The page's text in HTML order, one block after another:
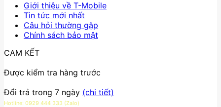
Giới thiệu về T-Mobile
Tin tức mới nhất
Câu hỏi thường gặp
Chính sách bảo mật
CAM KẾT
Được kiểm tra hàng trước
Đổi trả trong 7 ngày (chi tiết)
Hotline: 0929 444 333 (Zalo)